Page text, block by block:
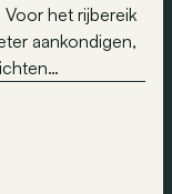
het rijbereik
aankondigen,